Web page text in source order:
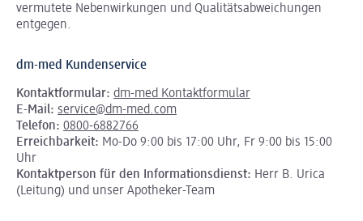
vermutete Nebenwirkungen und Qualitätsabweichungen
entgegen.
dm-med Kundenservice
Kontaktformular: dm-med Kontaktformular
E-Mail: service@dm-med.com
Telefon: 0800-6882766
Erreichbarkeit: Mo-Do 9:00 bis 17:00 Uhr, Fr 9:00 bis 15:00
Uhr
Kontaktperson für den Informationsdienst: Herr B. Urica
(Leitung) und unser Apotheker-Team